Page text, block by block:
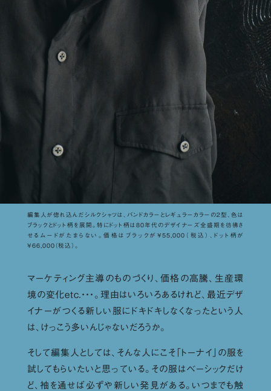
編集人が惚れ込んだシルクシャツは、バンドカラーとレギュラーカラーの２型、色は
ブラックとドット柄を展開。特にドット柄は80年代のデザイナーズ全盛期を彷彿さ
せるムードがたまらない。価格はブラックが¥55,000（税込）、ドット柄が
¥66,000（税込）。
マーケティング主導のものづくり、価格の高騰、生産環
境の変化etc.・・・。理由はいろいろあるけれど、最近デザ
イナーがつくる新しい服にドキドキしなくなったという人
は、けっこう多いんじゃないだろうか。
そして編集人としては、そんな人にこそ「トーナイ」の服を
試してもらいたいと思っている。その服はベーシックだけ
ど、袖を通せば必ずや新しい発見がある。いつまでも触